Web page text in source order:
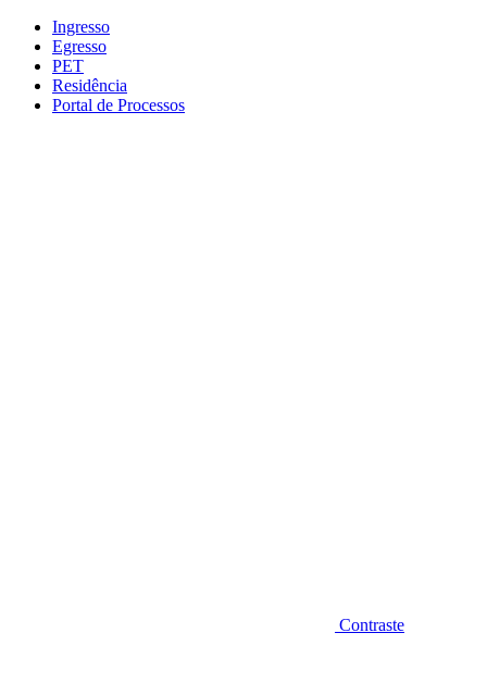
Conteúdo principal
Ingresso
Egresso
PET
Residência
Portal de Processos
Contraste